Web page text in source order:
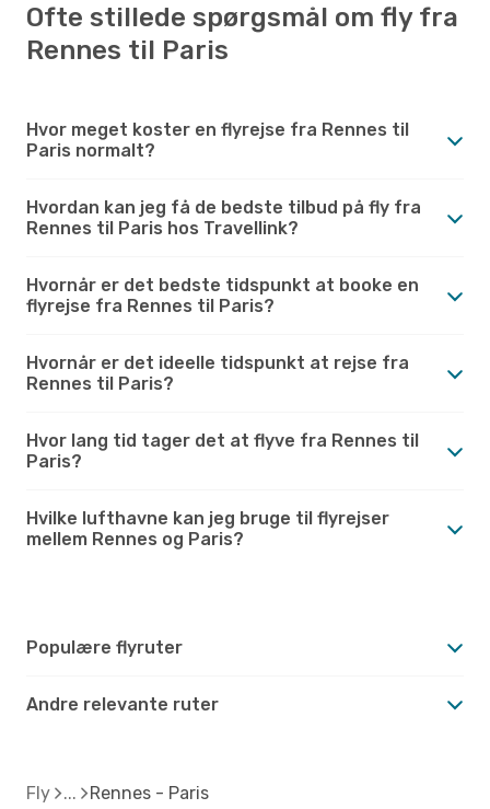
Ofte stillede spørgsmål om fly fra
Rennes til Paris
Hvor meget koster en flyrejse fra Rennes til
Paris normalt?
Hvordan kan jeg få de bedste tilbud på fly fra
Rennes til Paris hos Travellink?
Hvornår er det bedste tidspunkt at booke en
flyrejse fra Rennes til Paris?
Hvornår er det ideelle tidspunkt at rejse fra
Rennes til Paris?
Hvor lang tid tager det at flyve fra Rennes til
Paris?
Hvilke lufthavne kan jeg bruge til flyrejser
mellem Rennes og Paris?
Populære flyruter
Andre relevante ruter
Fly Rennes - Paris